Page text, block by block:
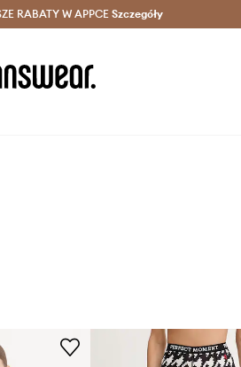
Dostawa nawet w 24h >
RABATY W APPCESzczegóły